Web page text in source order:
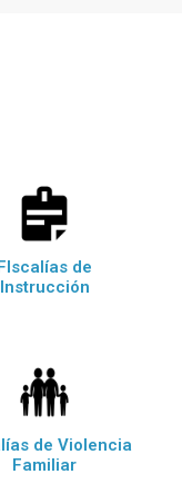
de
Instrucción
de Violencia
Familiar